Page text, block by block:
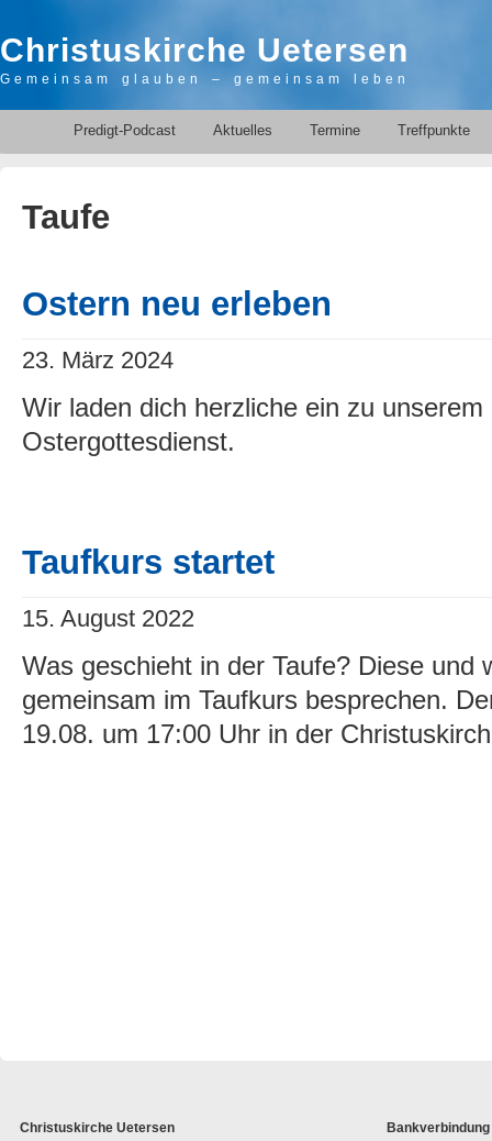
Christuskirche Uetersen
Gemeinsam glauben – gemeinsam leben
Predigt-Podcast Aktuelles Termine Treffpunkte
Taufe
Ostern neu erleben
23. März 2024
Wir laden dich herzliche ein zu
Ostergottesdienst.
Taufkurs startet
15. August 2022
Was geschieht in der Taufe? Diese und
gemeinsam im Taufkurs besprechen.
19.08. um 17:00 Uhr in der
Christuskirche Uetersen Bankverbindung